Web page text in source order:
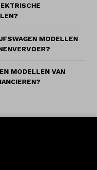
MODELLEN
MODELLEN VAN